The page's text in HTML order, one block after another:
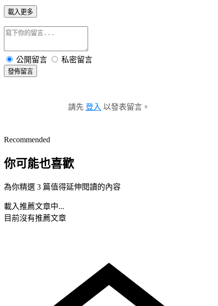
載入更多
公開留言 私密留言
發佈留言
請先 登入 以發表留言。
Recommended
你可能也喜歡
為你精選 3 篇值得延伸閱讀的內容
載入推薦文章中...
目前沒有推薦文章